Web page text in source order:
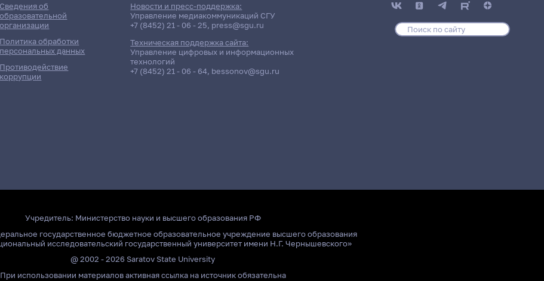
Сведения об
образовательной
организации
Политика обработки
персональных данных
Противодействие
коррупции
Новости и пресс-поддержка:
Управление медиакоммуникаций СГУ
+7 (8452) 21 - 06 - 25, press@sgu.ru
Техническая поддержка сайта:
Управление цифровых и информационных
технологий
+7 (8452) 21 - 06 - 64, bessonov@sgu.ru
Учредитель: Министерство науки и высшего образования РФ
государственное бюджетное образовательное учреждение высшего образования
исследовательский государственный университет имени Н.Г. Чернышевского»
@ 2002 - 2026 Saratov State University
При использовании материалов активная ссылка на источник обязательна